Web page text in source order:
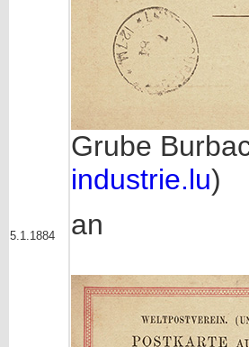
5.1.1884
Grube
industrie.lu)
an